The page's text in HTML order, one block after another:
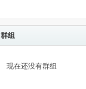
群组
现在还没有群组